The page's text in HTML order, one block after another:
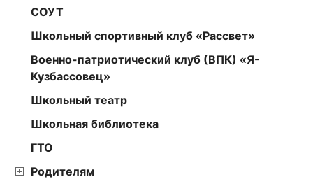
СОУТ
Школьный спортивный клуб «Рассвет»
Военно-патриотический клуб (ВПК) «Я-
Кузбассовец»
Школьный театр
Школьная библиотека
ГТО
Родителям